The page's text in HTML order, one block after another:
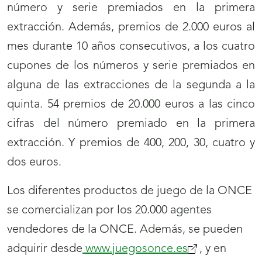
número y serie premiados en la primera
extracción. Además, premios de 2.000 euros al
mes durante 10 años consecutivos, a los cuatro
cupones de los números y serie premiados en
alguna de las extracciones de la segunda a la
quinta. 54 premios de 20.000 euros a las cinco
cifras del número premiado en la primera
extracción. Y premios de 400, 200, 30, cuatro y
dos euros.
Los diferentes productos de juego de la ONCE
se comercializan por los 20.000 agentes
vendedores de la ONCE. Además, se pueden
adquirir desde www.juegosonce.es
, y en